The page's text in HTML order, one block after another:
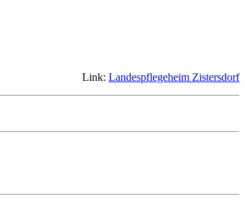
Link: Landespflegeheim Zistersdorf